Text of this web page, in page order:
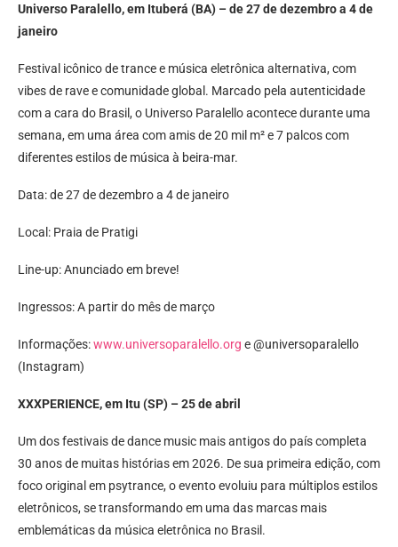
Universo Paralello, em Ituberá (BA) – de 27 de dezembro a 4 de
janeiro
Festival icônico de trance e música eletrônica alternativa, com
vibes de rave e comunidade global. Marcado pela autenticidade
com a cara do Brasil, o Universo Paralello acontece durante uma
semana, em uma área com amis de 20 mil m² e 7 palcos com
diferentes estilos de música à beira-mar.
Data: de 27 de dezembro a 4 de janeiro
Local: Praia de Pratigi
Line-up: Anunciado em breve!
Ingressos: A partir do mês de março
Informações:www.universoparalello.org e @universoparalello
(Instagram)
XXXPERIENCE, em Itu (SP) – 25 de abril
Um dos festivais de dance music mais antigos do país completa
30 anos de muitas histórias em 2026. De sua primeira edição, com
foco original em psytrance, o evento evoluiu para múltiplos estilos
eletrônicos, se transformando em uma das marcas mais
emblemáticas da música eletrônica no Brasil.